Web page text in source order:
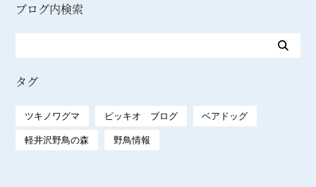
ブログ内検索
タグ
ツキノワグマ ピッキオ ブログ ベアドッグ
軽井沢野鳥の森 野鳥情報